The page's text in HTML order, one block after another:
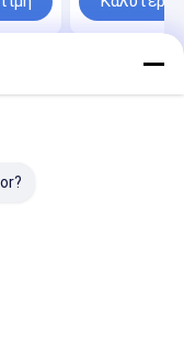
грязевого
Site